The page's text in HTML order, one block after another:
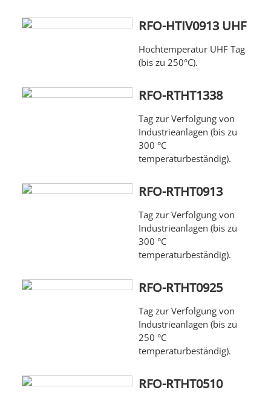
RFO-HTIV0913 UHF
Hochtemperatur UHF Tag
(bis zu 250°C).
RFO-RTHT1338
Tag zur Verfolgung von
Industrieanlagen (bis zu
300 °C
temperaturbeständig).
RFO-RTHT0913
Tag zur Verfolgung von
Industrieanlagen (bis zu
300 °C
temperaturbeständig).
RFO-RTHT0925
Tag zur Verfolgung von
Industrieanlagen (bis zu
250 °C
temperaturbeständig).
RFO-RTHT0510